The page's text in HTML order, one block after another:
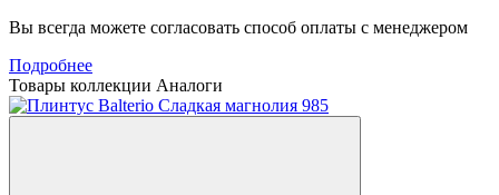
Вы всегда можете согласовать способ оплаты с менеджером
Подробнее
Товары коллекции Аналоги